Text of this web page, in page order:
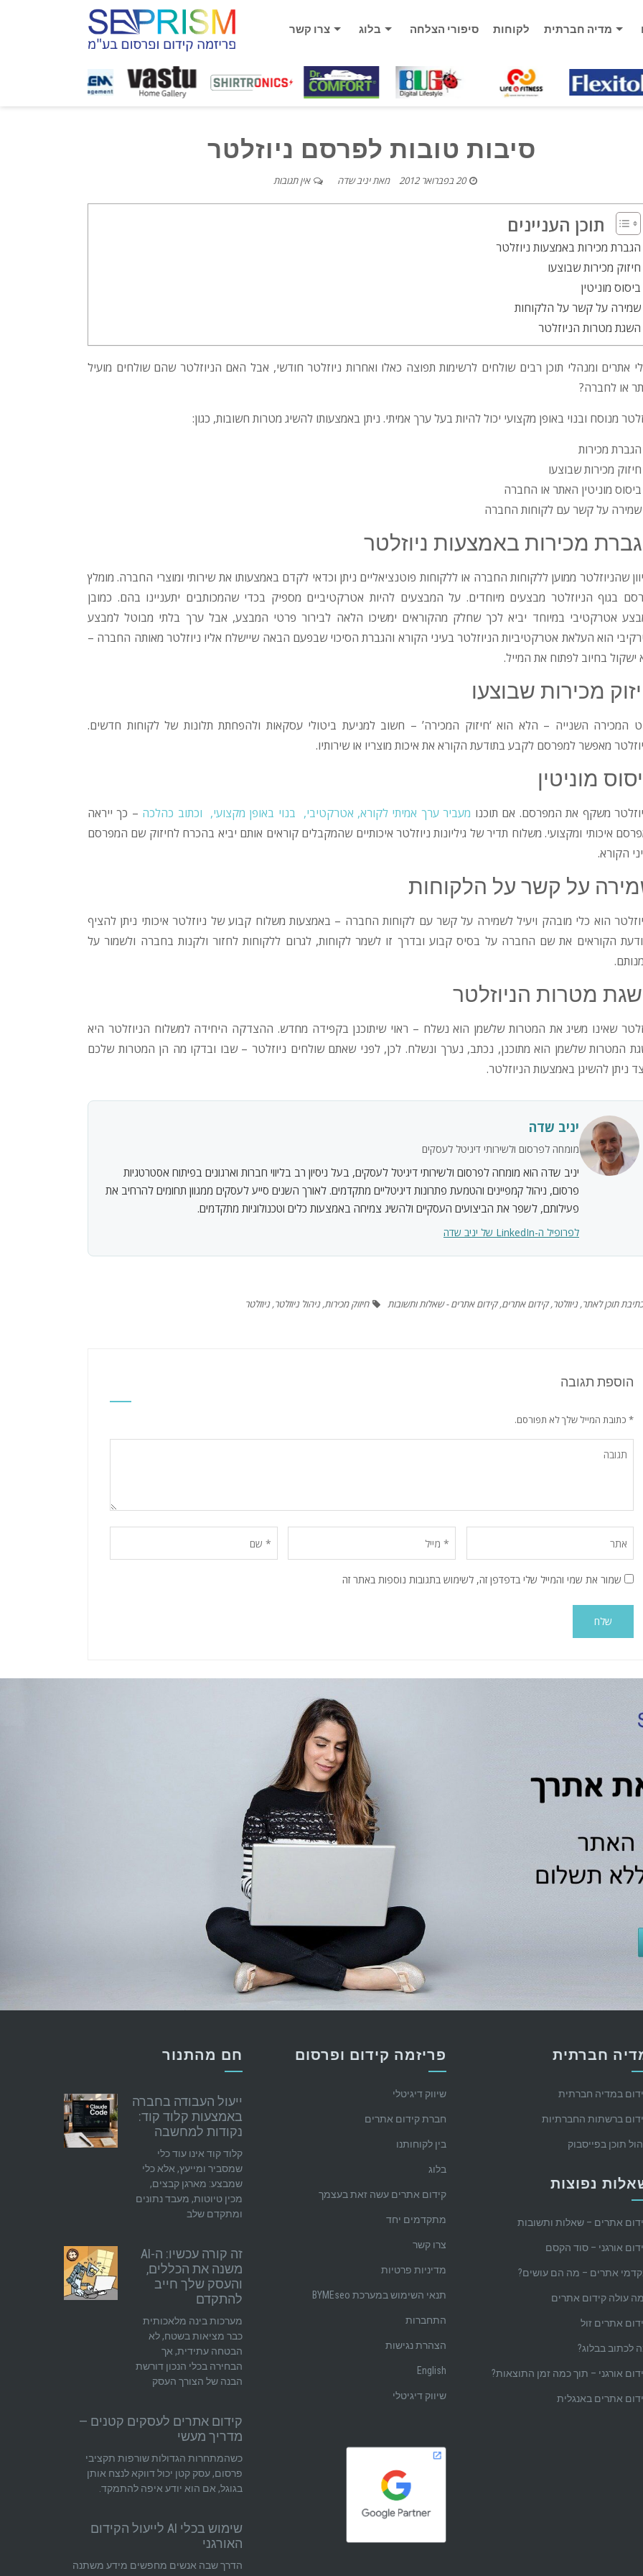
מדיה חברתית לקוחות סיפורי הצלחה בלוג צרו קשר
סיבות טובות לפרסם ניוזלטר
20 בפברואר 2012 מאתיניב שדה אין תגובות
תוכן העניינים
הגברת מכירות באמצעות ניוזלטר
חיזוק מכירות שבוצעו
ביסוס מוניטין
שמירה על קשר על הלקוחות
השגת מטרות הניוזלטר
אתרים ומנהלי תוכן רבים שולחים לרשימות תפוצה כאלו ואחרות ניוזלטר חודשי, אבל האם הניוזלטר שהם שולחים מועיל
או לחברה?
מנוסח ובנוי באופן מקצועי יכול להיות בעל ערך אמיתי. ניתן באמצעותו להשיג מטרות חשובות, כגון:
הגברת מכירות
חיזוק מכירות שבוצעו
ביסוס מוניטין האתר או החברה
שמירה על קשר עם לקוחות החברה
מכירות באמצעות ניוזלטר
שהניוזלטר ממוען ללקוחות החברה או ללקוחות פוטנציאליים ניתן וכדאי לקדם באמצעותו את שירותי ומוצרי החברה. מומלץ
בגוף הניוזלטר מבצעים מיוחדים. על המבצעים להיות אטרקטיביים מספיק בכדי שהמכותבים יתעניינו בהם. כמובן
אטרקטיבי במיוחד יביא לכך שחלק מהקוראים ימשיכו הלאה לבירור פרטי המבצע, אבל ערך בלתי מבוטל למבצע
הוא העלאת אטרקטיביות הניוזלטר בעיני הקורא והגברת הסיכוי שבפעם הבאה שיישלח אליו ניוזלטר מאותה החברה –
ישקול בחיוב לפתוח את המייל.
מכירות שבוצעו
המכירה השנייה – הלא הוא ‘חיזוק המכירה’ – חשוב למניעת ביטולי עסקאות ולהפחתת תלונות של לקוחות חדשים.
מאפשר למפרסם לקבע בתודעת הקורא את איכות מוצריו או שירותיו.
מוניטין
משקף את המפרסם. אם תוכנו מעביר ערך אמיתי לקורא, אטרקטיבי, בנוי באופן מקצועי, וכתוב כהלכה – כך ייראה
איכותי ומקצועי. משלוח תדיר של גיליונות ניוזלטר איכותיים שהמקבלים קוראים אותם יביא בהכרח לחיזוק שם המפרסם
הקורא.
על קשר על הלקוחות
הוא כלי מובהק ויעיל לשמירה על קשר עם לקוחות החברה – באמצעות משלוח קבוע של ניוזלטר איכותי ניתן להציף
הקוראים את שם החברה על בסיס קבוע ובדרך זו לשמר לקוחות, לגרום ללקוחות לחזור ולקנות בחברה ולשמור על
מטרות הניוזלטר
שאינו משיג את המטרות שלשמן הוא נשלח – ראוי שיתוכנן בקפידה מחדש. ההצדקה היחידה למשלוח הניוזלטר היא
המטרות שלשמן הוא מתוכנן, נכתב, נערך ונשלח. לכן, לפני שאתם שולחים ניוזלטר – שבו ובדקו מה הן המטרות שלכם
ניתן להשיגן באמצעות הניוזלטר.
יניב שדה
מומחה לפרסום ולשירותי דיגיטל לעסקים
יניב שדה הוא מומחה לפרסום ולשירותי דיגיטל לעסקים, בעל ניסיון רב בליווי חברות וארגונים בפיתוח אסטרטגיות
פרסום, ניהול קמפיינים והטמעת פתרונות דיגיטליים מתקדמים. לאורך השנים סייע לעסקים ממגוון תחומים להרחיב את
פעילותם, לשפר את הביצועים העסקיים ולהשיג צמיחה באמצעות כלים וטכנולוגיות מתקדמים.
לפרופיל ה-LinkedIn של יניב שדה
כתיבת תוכן לאתר,ניוזלטר,קידום אתרים,קידום אתרים - שאלות ותשובות חיזוק מכירות,ניהול ניוזלטר,ניוזלטר
הוספת תגובה
* כתובת המייל שלך לא תפורסם.
שמור את שמי והמייל שלי בדפדפן זה, לשימוש בתגובות נוספות באתר זה
חברתית
במדיה חברתית
ברשתות החברתיות
תוכן בפייסבוק
נפוצות
אתרים – שאלות ותשובות
אורגני – סוד הקסם
אתרים – מה הם עושים?
עולה קידום אתרים
אתרים זול
לכתוב בבלוג?
אורגני – תוך כמה זמן התוצאות?
אתרים באנגלית
פריזמה קידום ופרסום
שיווק דיגיטלי
חברת קידום אתרים
בין לקוחותנו
בלוג
קידום אתרים עשה זאת בעצמך
מתקדמים יחד
צרו קשר
מדיניות פרטיות
תנאי השימוש במערכת BYMEseo
התחברות
הצהרת נגישות
English
שיווק דיגיטלי
חם מהתנור
ייעול העבודה בחברה
באמצעות קלוד קוד:
נקודות למחשבה
קלוד קוד אינו עוד כלי
שמסביר ומייעץ, אלא כלי
שמבצע: מארגן קבצים,
מכין טיוטות, מעבד נתונים
ומתקדם שלב
זה קורה עכשיו: ה-AI
משנה את הכללים,
והעסק שלך חייב
להתקדם
מערכות בינה מלאכותית
כבר מציאות בשטח, לא
הבטחה עתידית, אך
הבחירה בכלי הנכון דורשת
הבנה של הצורך העסק
קידום אתרים לעסקים קטנים —
מדריך מעשי
כשהמתחרות הגדולות שורפות תקציבי
פרסום, עסק קטן יכול דווקא לנצח אותן
בגוגל, אם הוא יודע איפה להתמקד.
שימוש בכלי AI לייעול הקידום
האורגני
הדרך שבה אנשים מחפשים מידע משתנה